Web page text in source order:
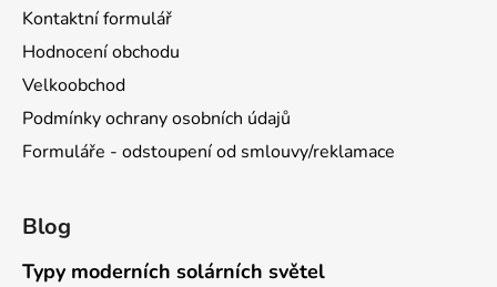
Kontaktní formulář
Hodnocení obchodu
Velkoobchod
Podmínky ochrany osobních údajů
Formuláře - odstoupení od smlouvy/reklamace
Blog
Typy moderních solárních světel